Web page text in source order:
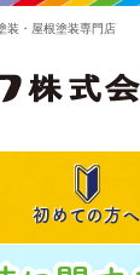
装・屋根塗装専門店
初めての方へ